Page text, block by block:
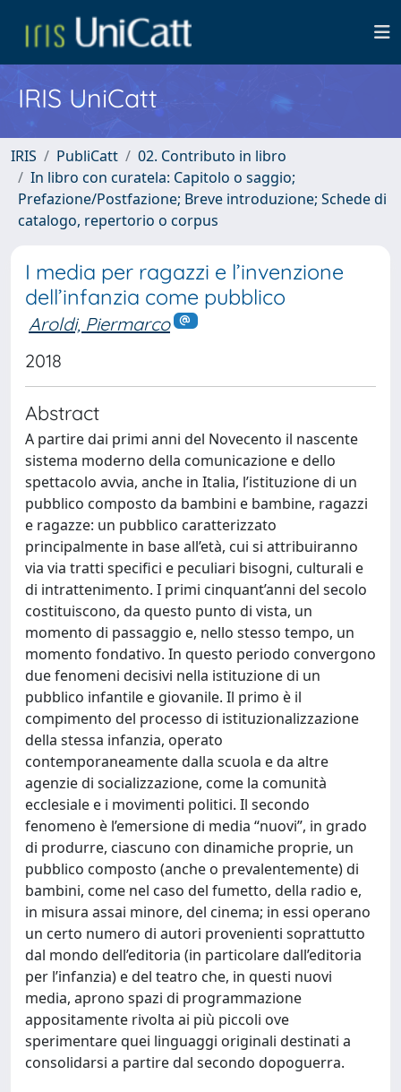
IRIS UniCatt
IRIS PubliCatt
02. Contributo in libro
In libro con curatela: Capitolo o saggio;
Prefazione/Postfazione; Breve introduzione; Schede di
catalogo, repertorio o corpus
I media per ragazzi e l’invenzione
dell’infanzia come pubblico
Aroldi, Piermarco
2018
Abstract
A partire dai primi anni del Novecento il nascente
sistema moderno della comunicazione e dello
spettacolo avvia, anche in Italia, l’istituzione di un
pubblico composto da bambini e bambine, ragazzi
e ragazze: un pubblico caratterizzato
principalmente in base all’età, cui si attribuiranno
via via tratti specifici e peculiari bisogni, culturali e
di intrattenimento. I primi cinquant’anni del secolo
costituiscono, da questo punto di vista, un
momento di passaggio e, nello stesso tempo, un
momento fondativo. In questo periodo convergono
due fenomeni decisivi nella istituzione di un
pubblico infantile e giovanile. Il primo è il
compimento del processo di istituzionalizzazione
della stessa infanzia, operato
contemporaneamente dalla scuola e da altre
agenzie di socializzazione, come la comunità
ecclesiale e i movimenti politici. Il secondo
fenomeno è l’emersione di media “nuovi”, in grado
di produrre, ciascuno con dinamiche proprie, un
pubblico composto (anche o prevalentemente) di
bambini, come nel caso del fumetto, della radio e,
in misura assai minore, del cinema; in essi operano
un certo numero di autori provenienti soprattutto
dal mondo dell’editoria (in particolare dall’editoria
per l’infanzia) e del teatro che, in questi nuovi
media, aprono spazi di programmazione
appositamente rivolta ai più piccoli ove
sperimentare quei linguaggi originali destinati a
consolidarsi a partire dal secondo dopoguerra.